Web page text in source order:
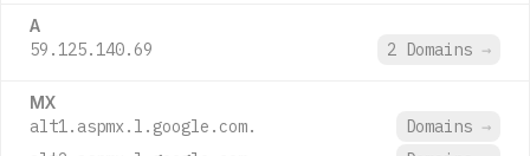
A
59.125.140.69 2 Domains →
MX
alt1.aspmx.l.google.com. Domains →